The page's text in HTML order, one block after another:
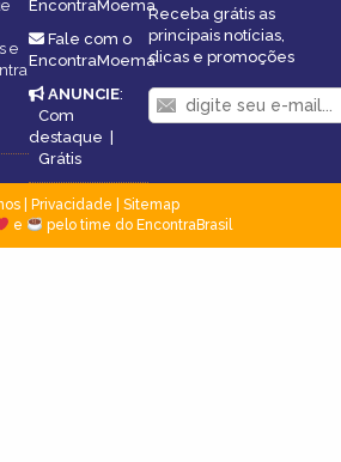
e
EncontraMoema
Fale com o
EncontraMoema
ANUNCIE:
Com
destaque |
Grátis
Receba grátis as
principais notícias,
dicas e promoções
| Privacidade
Sitemap
e pelo time do EncontraBrasil